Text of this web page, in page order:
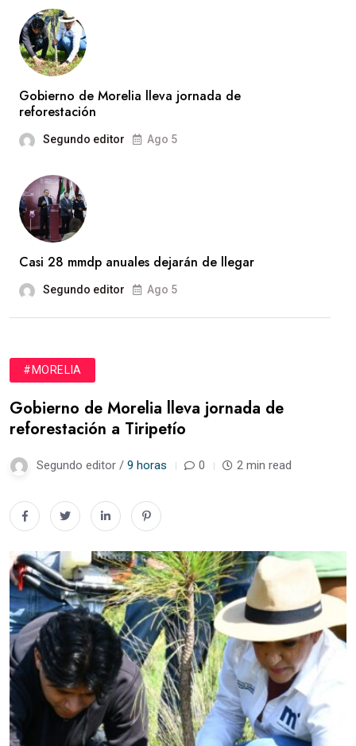
Gobierno de Morelia lleva jornada de
reforestación
Segundo editor Ago 5
Casi 28 mmdp anuales dejarán de llegar
Segundo editor Ago 5
#MORELIA
Gobierno de Morelia lleva jornada de
reforestación a Tiripetío
Segundo editor / 9 horas 0 2 min read